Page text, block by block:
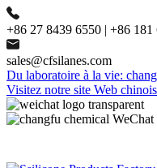
+86 27 8439 6550 | +86 181
sales@cfsilanes.com
Du laboratoire à la vie:
Visitez notre site Web chinois